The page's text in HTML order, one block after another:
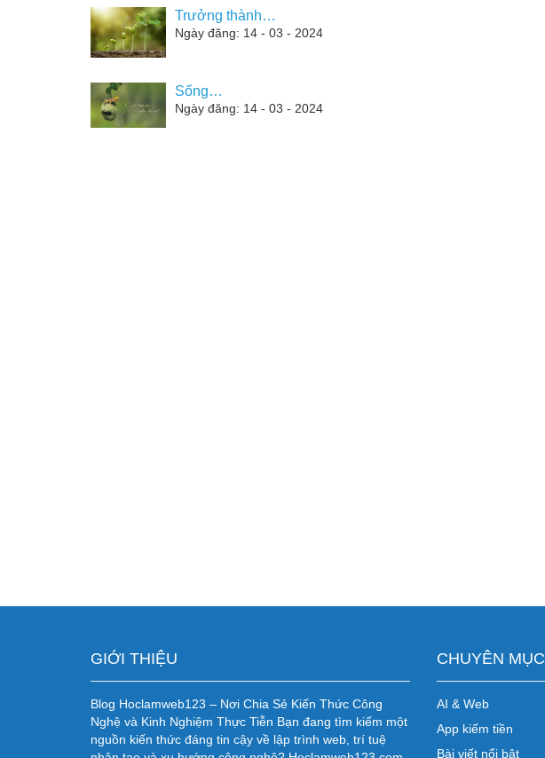
Trưởng thành…
Ngày đăng: 14 - 03 - 2024
Sống…
Ngày đăng: 14 - 03 - 2024
GIỚI THIỆU
Blog Hoclamweb123 – Nơi Chia Sẻ Kiến Thức Công
Nghệ và Kinh Nghiệm Thực Tiễn Bạn đang tìm kiếm một
nguồn kiến thức đáng tin cậy về lập trình web, trí tuệ
CHUYÊN MỤC
AI & Web
App kiếm tiền
Bài viết nổi bật